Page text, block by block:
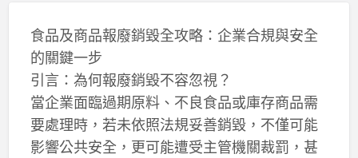
食品及商品報廢銷毀全攻略：企業合規與安全
的關鍵一步
引言：為何報廢銷毀不容忽視？
當企業面臨過期原料、不良食品或庫存商品需
要處理時，若未依照法規妥善銷毀，不僅可能
影響公共安全，更可能遭受主管機關裁罰，甚